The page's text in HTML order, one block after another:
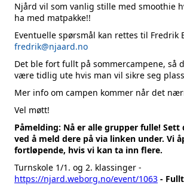
Njård vil som vanlig stille med smoothie
ha med matpakke!!
Eventuelle spørsmål kan rettes til Fredrik
fredrik@njaard.no
Det ble fort fullt på sommercampene, så
være tidlig ute hvis man vil sikre seg
Mer info om campen kommer når det
Vel møtt!
Påmelding: Nå er alle grupper fulle! Sett
ved å meld dere på via linken under. Vi
fortløpende, hvis vi kan ta inn flere.
Turnskole 1/1. og 2. klassinger -
https://njard.weborg.no/event/1063 -